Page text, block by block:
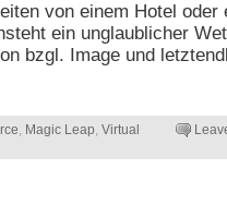
von einem Hotel oder
ein unglaublicher
bzgl. Image und
, Magic Leap, Virtual